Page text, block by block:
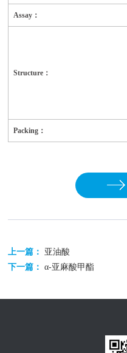
Assay：
Structure：
Packing：
上一篇： 亚油酸
下一篇：α-亚麻酸甲酯